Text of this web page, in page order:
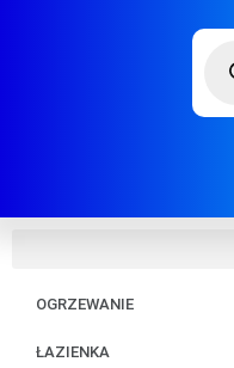
OGRZEWANIE
ŁAZIENKA